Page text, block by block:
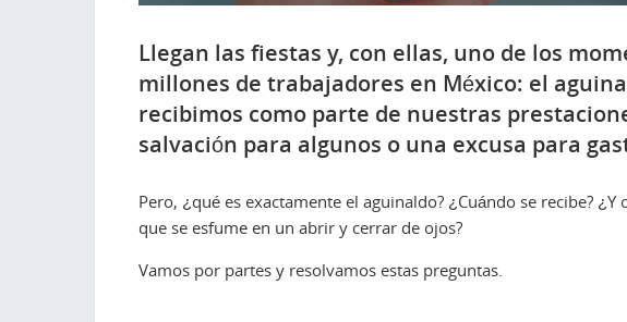
Llegan las fiestas y, con ellas, uno de los
millones de trabajadores en México: el
recibimos como parte de nuestras
salvación para algunos o una excusa para
Pero, ¿qué es exactamente el aguinaldo? ¿Cuándo se recibe?
que se esfume en un abrir y cerrar de ojos?
Vamos por partes y resolvamos estas preguntas.